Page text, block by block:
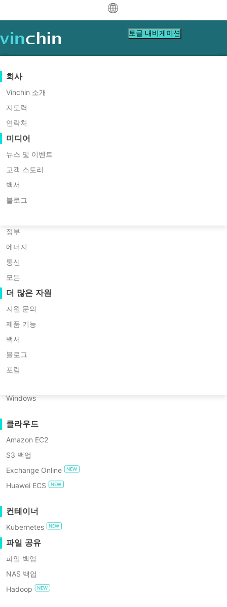
데이터 보호
백업 및 복구
실시간 복제
연속 데이터 보호
원격 복사
아카이빙
작업 오케스트레이션
워크로드 이동성
V2V 마이그레이션
P2P 마이그레이션
C2C 마이그레이션
C2V 마이그레이션
P2C 마이그레이션
복구 가능성
VM 복구 검증
OS 복구 검증
대규모 엔드포인트
클라우드로 백업하기
가상
VMware
Hyper-V
Proxmox
XCP-ng
oVirt
H3C CAS/UIS
ZStack
Sangfor HCI
Huawei FusionCompute
Red Hat Virtualization
Oracle OLVM
XenServer/Citrix Hypervisor
KayGrid
InCloud Sphere
Arcfra
FusionOne Compute
NexaVM
물리 서버
Windows
클라우드
Amazon EC2
S3 백업
Exchange Online
Huawei ECS
컨테이너
Kubernetes
파일 공유
파일 백업
NAS 백업
Hadoop
지원 리소스
지식 베이스
비디오 수첩
도움말 센터
라이브 이벤트
웨비나
라이브 데모
고객 스토리
IT 서비스
정부
에너지
통신
모든
더 많은 자원
지원 문의
제품 기능
백서
블로그
포럼
구입 안내
구매 방법 배우기
라이선스 정책
FAQs
연락처
견적 신청
협력 파트너가 되세요
파트너 프로그램
협력 파트너가 되세요
파트너 찾기
현지 파트너 찾기
이미 파트너인가요?
파트너 포털 로그인
회사
Vinchin 소개
지도력
연락처
미디어
뉴스 및 이벤트
고객 스토리
백서
블로그
토글 내비게이션
홈 VM Backup
OVF 도구를 사용하여 명령어로
가상 머신을 OVF/OVA로 내보내
는 방법은 무엇입니까?
OVF Tool은 명령어를 사용하여 IT 관리자가 대량
의 가상 머신을 OVF 또는 OVA 형식으로 쉽게 내
보낼 수 있도록 도와주는 도구입니다. OVF 또는
OVA 템플릿이 있다면, OVF Tool은 이를 OVA 또
다. 작동 방식을 확인해 보세요.
목
차
OVF
을
하
여
OVF/OVA
로
보
법?
목차:
OVF를 OVA로 또는 OVA를 OVF로
변환하는 방법?
및 마이그레이션하는 방법?
VMware는 전 세계에서 가장 인기 있는
서버 가상화 솔루션으로, 훌륭한 성능과
편리한 관리 기능으로 수천 명의 사용자
들에게 신뢰받고 있습니다.
가상 환경의 일상적인 유지보수에서 VM